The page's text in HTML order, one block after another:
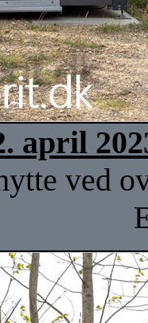
april
ved